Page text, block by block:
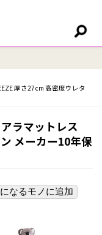
厚さ27cm 高密度ウレタ
ラマットレス
メーカー10年保
なるモノに追加